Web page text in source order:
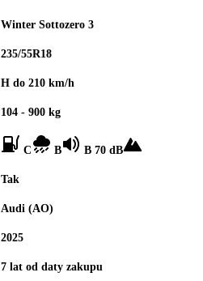
Winter Sottozero 3
235/55R18
H do 210 km/h
104 - 900 kg
C B B 70 dB
Tak
Audi (AO)
2025
7 lat od daty zakupu